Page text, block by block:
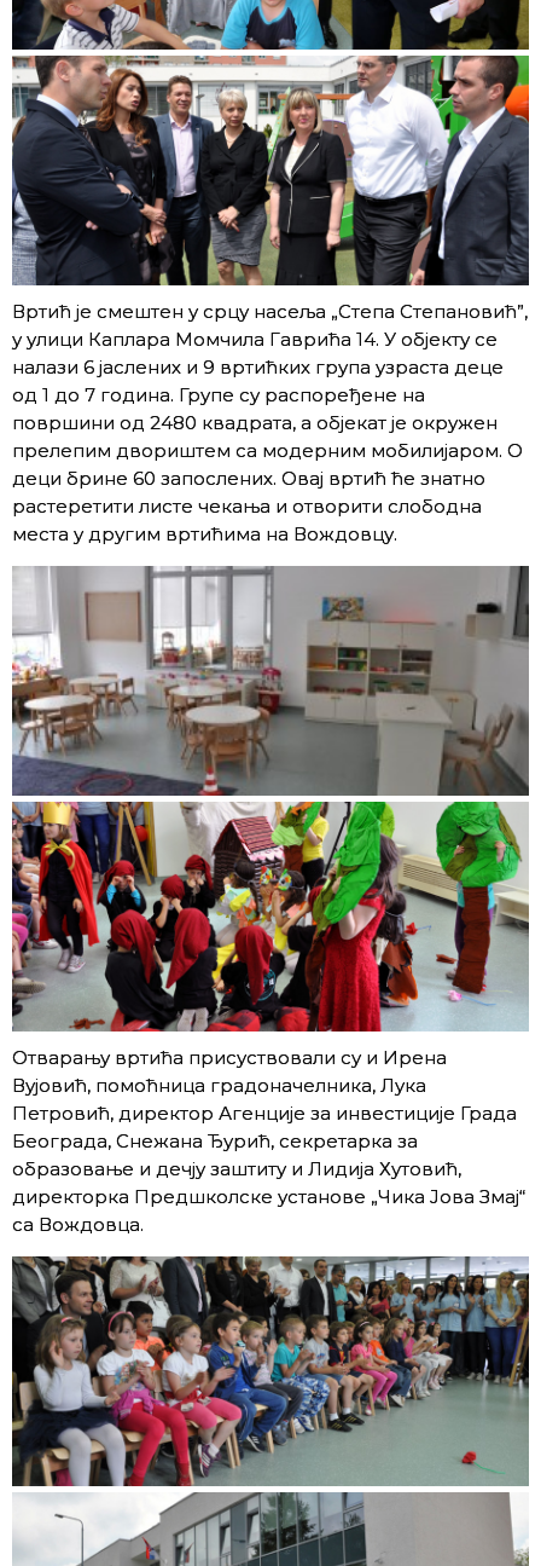
Вртић је смештен у срцу насеља „Степа Степановић”,
у улици Каплара Момчила Гаврића 14. У објекту се
налази 6 јаслених и 9 вртићких група узраста деце
од 1 до 7 година. Групе су распоређене на
површини од 2480 квадрата, а објекат је окружен
прелепим двориштем са модерним мобилијаром. О
деци брине 60 запослених. Овај вртић ће знатно
растеретити листе чекања и отворити слободна
места у другим вртићима на Вождовцу.
Отварању вртића присуствовали су и Ирена
Вујовић, помоћница градоначелника, Лука
Петровић, директор Агенције за инвестиције Града
Београда, Снежана Ђурић, секретарка за
образовање и дечју заштиту и Лидија Хутовић,
директорка Предшколске установе „Чика Јова Змај“
са Вождовца.